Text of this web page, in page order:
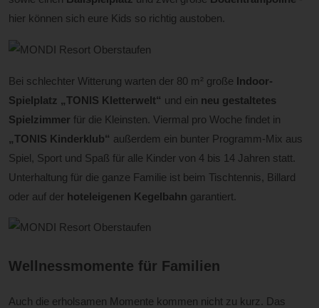
hier können sich eure Kids so richtig austoben.
Bei schlechter Witterung warten der 80 m² große Indoor-
Spielplatz „TONIS Kletterwelt“ und ein neu gestaltetes
Spielzimmer für die Kleinsten. Viermal pro Woche findet in
„TONIS Kinderklub“ außerdem ein bunter Programm-Mix aus
Spiel, Sport und Spaß für alle Kinder von 4 bis 14 Jahren statt.
Unterhaltung für die ganze Familie ist beim Tischtennis, Billard
oder auf der hoteleigenen Kegelbahn garantiert.
Wellnessmomente für Familien
Auch die erholsamen Momente kommen nicht zu kurz. Das